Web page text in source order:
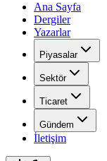
Ana Sayfa
Dergiler
Yazarlar
Piyasalar
Sektör
Ticaret
Gündem
İletişim